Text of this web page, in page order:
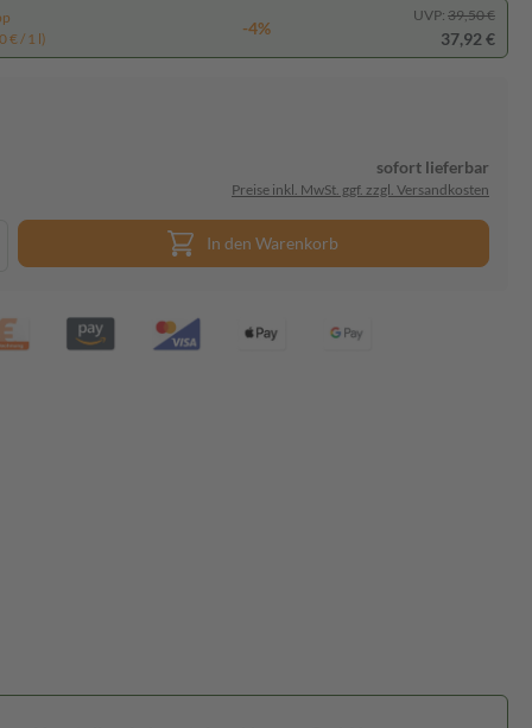
€ / 1 l)
-4%
UVP: 39,50 €
37,92 €
sofort lieferbar
Preise inkl. MwSt. ggf. zzgl. Versandkosten
In den Warenkorb